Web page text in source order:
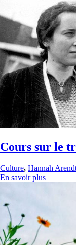
Cours sur le
Culture, Hannah
En savoir plus